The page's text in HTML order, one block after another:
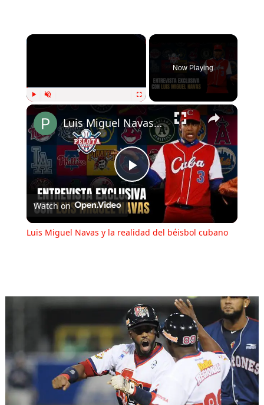
Now Playing
Play
Video
Luis Miguel Navas y la realidad del béisbol cubano
Watch on
Luis Miguel Navas y la realidad del béisbol cubano